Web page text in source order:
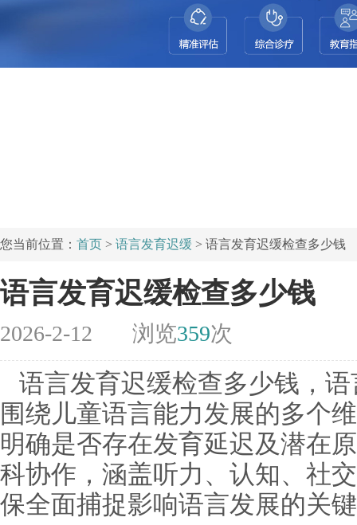
您当前位置： 首页 > 语言发育迟缓 > 语言发育迟缓检查多少钱
语言发育迟缓检查多少钱
2026-2-12 浏览359次
语言发育迟缓检查多少钱，
围绕儿童语言能力发展的多个
明确是否存在发育延迟及潜在
科协作，涵盖听力、认知、社
保全面捕捉影响语言发展的关